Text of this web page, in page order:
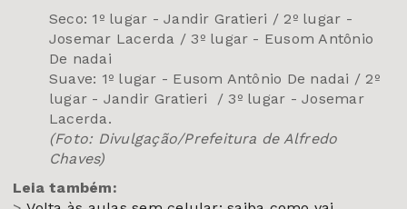
Seco: 1º lugar - Jandir Gratieri / 2º lugar -
Josemar Lacerda / 3º lugar - Eusom Antônio
De nadai
Suave: 1º lugar - Eusom Antônio De nadai / 2º
lugar - Jandir Gratieri / 3º lugar - Josemar
Lacerda.
(Foto: Divulgação/Prefeitura de Alfredo
Chaves)
Leia também: